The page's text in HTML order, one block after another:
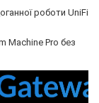
роботи UniFi
Machine Pro без